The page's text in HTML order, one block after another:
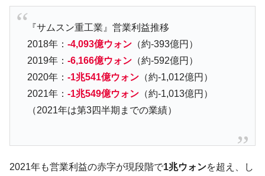
Fact1 奇跡の毛色「白毛馬」とは？
Fact1
全て勝つといくら？ 競馬GI競走で勝利騎手がもら
Fact1 平成仮面ライダーの意外すぎるモチーフとは？
Fact1
発表から2日で大崩壊、鳴かず飛ばずに終わりそう
なスーパーリーグとは？
ている意外な選手とは？
『サムスン重工業』営業利益推移
2018年： -4,093億ウォン（約-393億円）
2019年： -6,166億ウォン（約-592億円）
2020年： -1兆541億ウォン（約-1,012億円）
2021年： -1兆549億ウォン（約-1,013億円）
（2021年は第3四半期までの業績）
2021年も営業利益の赤字が現段階で1兆ウォンを超え、し